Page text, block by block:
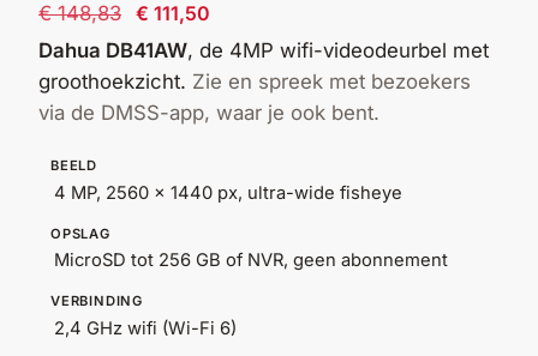
Inbraakbeveiliging
Merken
Outlet
Help &
service
€148,83 € 111,50
Dahua DB41AW, de 4MP wifi-videodeurbel met
groothoekzicht. Zie en spreek met bezoekers
via de DMSS-app, waar je ook bent.
BEELD
4 MP, 2560 x 1440 px, ultra-wide fisheye
OPSLAG
MicroSD tot 256 GB of NVR, geen abonnement
VERBINDING
2,4 GHz wifi (Wi-Fi 6)